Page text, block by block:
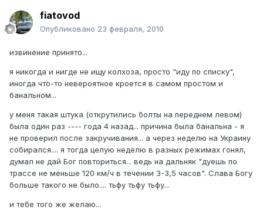
fiatovod
Опубликовано 23 февраля, 2010
извинение принято...
я никогда и нигде не ищу колхоза, просто "иду по списку",
иногда что-то невероятное кроется в самом простом и
банальном...
у меня такая штука (открутились болты на переднем левом)
была один раз ---- года 4 назад... причина была банальна - я
не проверил после закручивания... а через неделю на Украину
собирался.... я тогда целую неделю в разных режимах гонял,
думал не дай Бог повториться... ведь на дальняк "дуешь по
трассе не меньше 120 км/ч в течении 3-3,5 часов". Слава Богу
больше такого не было.... тьфу тьфу тьфу...
и тебе того же желаю...